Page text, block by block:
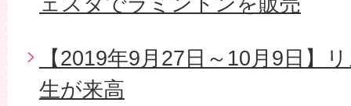
【2019年9月27日～10月9日】
生が来高